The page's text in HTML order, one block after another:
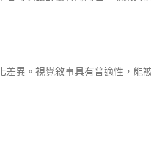
差異。視覺敘事具有普適性，能